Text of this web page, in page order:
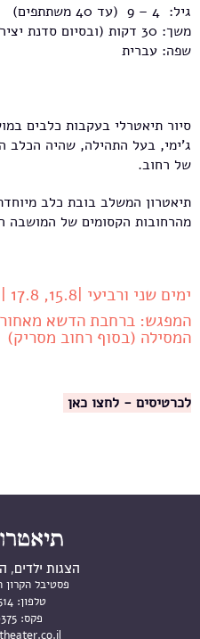
גיל: 4 – 9 (עד 40 משתתפים)
משך: 30 דקות (ובסיום סדנת יצירה)
שפה: עברית
סיור תיאטרלי בעקבות כלבים
ג'ימי, בעל התהילה, שהיה
של רחוב.
תיאטרון המשלב בובת כלב
מהרחובות הקסומים של המושבה
ימים שני ורביעי |15.8, 17.8 | 17:45+18:45
המפגש: ברחבת הדשא
המסילה (בסוף רחוב מסריק)
לכרטיסים - לחצו כאן
הצגות ילדים,
פסטיבל הקרון
טלפון: 02-5618514
פקס: 02-5619375